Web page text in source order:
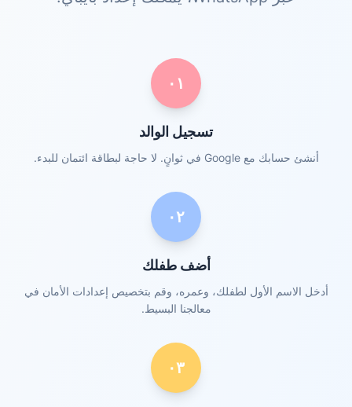
٠١
تسجيل الوالد
أنشئ حسابك مع Google في ثوانٍ. لا حاجة لبطاقة ائتمان للبدء.
٠٢
أضف طفلك
أدخل الاسم الأول لطفلك، وعمره، وقم بتخصيص إعدادات الأمان في
معالجنا البسيط.
٠٣